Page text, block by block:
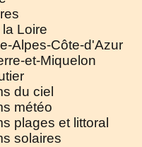
Loire
Alpes-Côte-d'Azur
et-Miquelon
du ciel
météo
plages et littoral
solaires